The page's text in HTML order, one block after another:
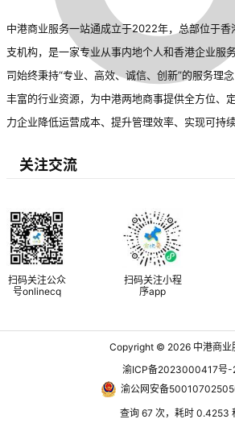
中港商业服务一站通成立于2022年，总部位于
支机构，是一家专业从事内地个人和香港企业服
司始终秉持“专业、高效、诚信、创新”的服务理
丰富的行业资源，为中港两地商事提供全方位、
力企业降低运营成本、提升管理效率、实现可持续
关注交流
扫码关注公众
号onlinecq
扫码关注小程
序app
Copyright © 2026 中港商业
渝ICP备2023000417号-
渝公网安备
查询 67 次，耗时 0.4253